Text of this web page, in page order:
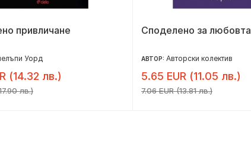
привличане
Уорд
(14.32 лв.)
лв.)
Споделено за любовта
АВТОР: Авторски колектив
5.65 EUR (11.05 лв.)
7.06 EUR (13.81 лв.)